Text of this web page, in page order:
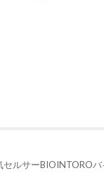
セルサーBIOINTORO